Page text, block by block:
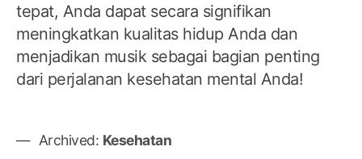
tepat, Anda dapat secara signifikan
meningkatkan kualitas hidup Anda dan
menjadikan musik sebagai bagian penting
dari perjalanan kesehatan mental Anda!
Archived: Kesehatan